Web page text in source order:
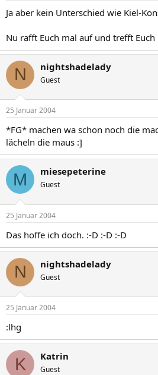
Ja aber kein Unterschied wie Kiel-
Nu rafft Euch mal auf und trefft Euch
N nightshadelady
Guest
25 Januar 2004
*FG* machen wa schon noch die
lächeln die maus :]
M miesepeterine
Guest
25 Januar 2004
Das hoffe ich doch. :-D :-D :-D
N nightshadelady
Guest
25 Januar 2004
:lhg
K Katrin
Guest